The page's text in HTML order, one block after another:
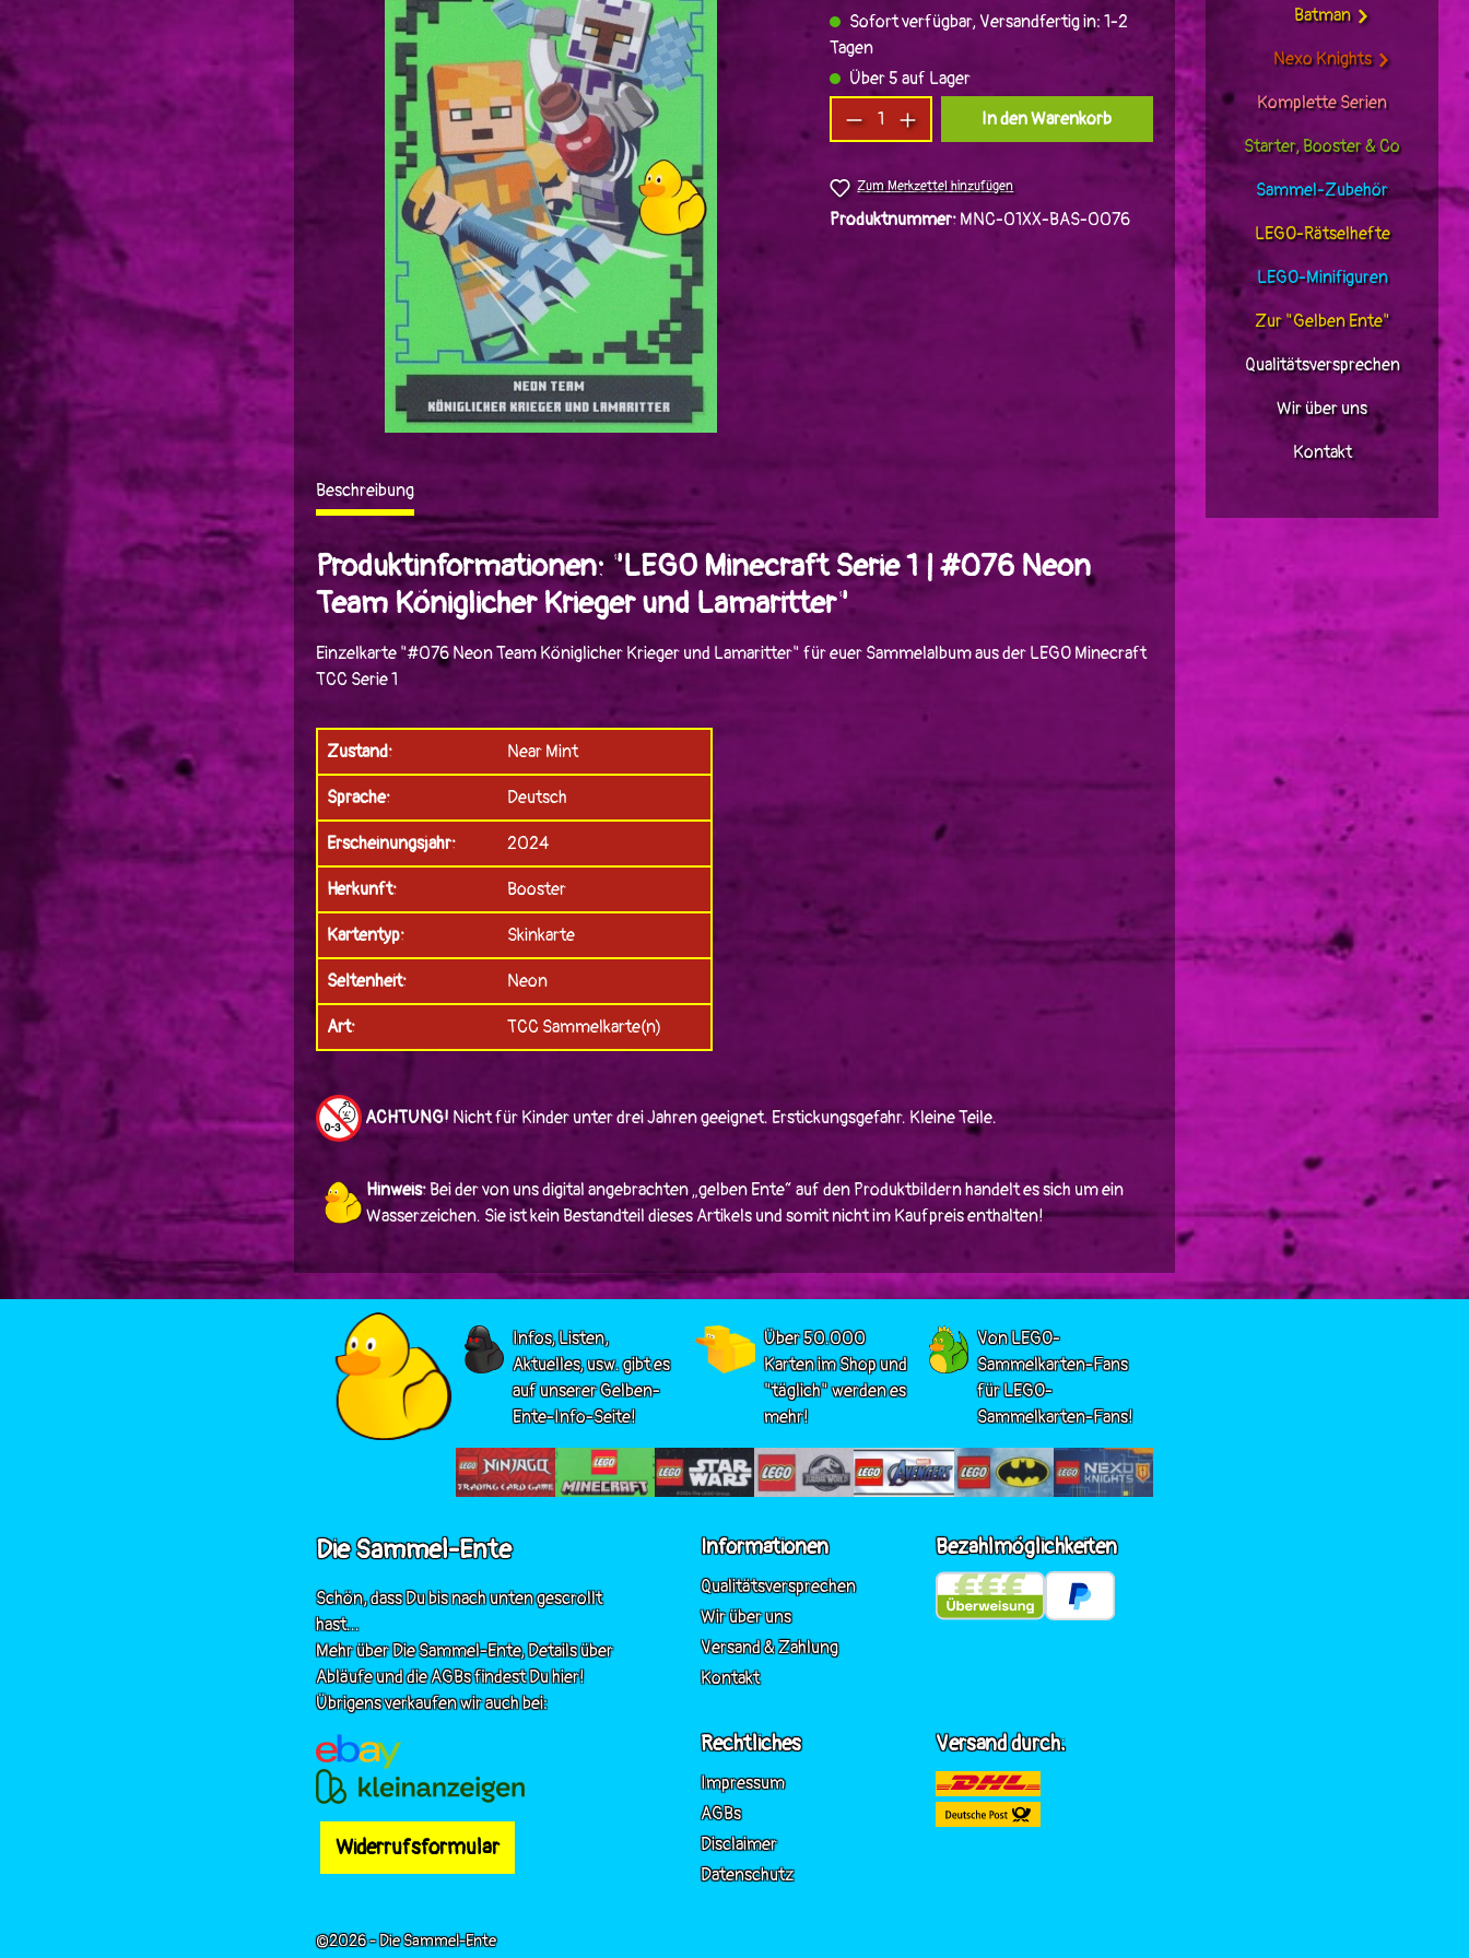
Batman
Nexo Knights
Komplette Serien
Starter, Booster & Co
Sammel-Zubehör
LEGO-Rätselhefte
LEGO-Minifiguren
Zur "Gelben Ente"
Qualitätsversprechen
Wir über uns
Kontakt
Sofort verfügbar, Versandfertig in: 1-2
Tagen
Über 5 auf Lager
Produkt Anzahl: Gib den gewünschten Wert ein oder
In den Warenkorb
Zum Merkzettel hinzufügen
Produktnummer: MNC-01XX-BAS-0076
Beschreibung
Produktinformationen: "LEGO Minecraft Serie 1 | #076 Neon
Team Königlicher Krieger und Lamaritter"
Einzelkarte "#076 Neon Team Königlicher Krieger und Lamaritter" für euer Sammelalbum aus der LEGO Minecraft
TCC Serie 1
Zustand: Near Mint
Sprache: Deutsch
Erscheinungsjahr: 2024
Herkunft: Booster
Kartentyp: Skinkarte
Seltenheit: Neon
Art: TCC Sammelkarte(n)
ACHTUNG! Nicht für Kinder unter drei Jahren geeignet. Erstickungsgefahr. Kleine Teile.
Hinweis: Bei der von uns digital angebrachten „gelben Ente“ auf den Produktbildern handelt es sich um ein
Wasserzeichen. Sie ist kein Bestandteil dieses Artikels und somit nicht im Kaufpreis enthalten!
Infos, Listen,
Aktuelles, usw. gibt es
auf unserer Gelben-
Ente-Info-Seite!
Über 50.000
Karten im Shop und
"täglich" werden es
mehr!
Von LEGO-
Sammelkarten-Fans
für LEGO-
Sammelkarten-Fans!
Die Sammel-Ente
Schön, dass Du bis nach unten gescrollt
hast...
Mehr über Die Sammel-Ente, Details über
Abläufe und die AGBs findest Du hier!
Übrigens verkaufen wir auch bei:
Widerrufsformular
Informationen
Qualitätsversprechen
Wir über uns
Versand & Zahlung
Kontakt
Rechtliches
Impressum
AGBs
Disclaimer
Datenschutz
Versand durch:
Bezahlmöglichkeiten
©2026 - Die Sammel-Ente